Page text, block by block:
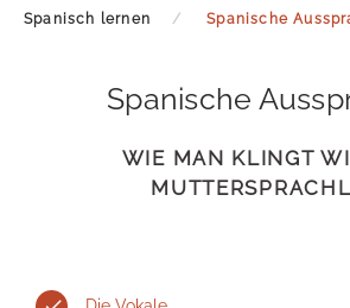
Spanisch lernen Spanische
Spanische
WIE MAN KLINGT